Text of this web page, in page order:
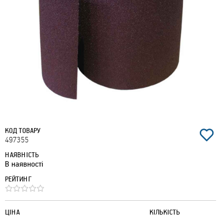
КОД ТОВАРУ
497355
НАЯВНІСТЬ
В наявності
РЕЙТИНГ
КІЛЬКІСТЬ
ЦІНА